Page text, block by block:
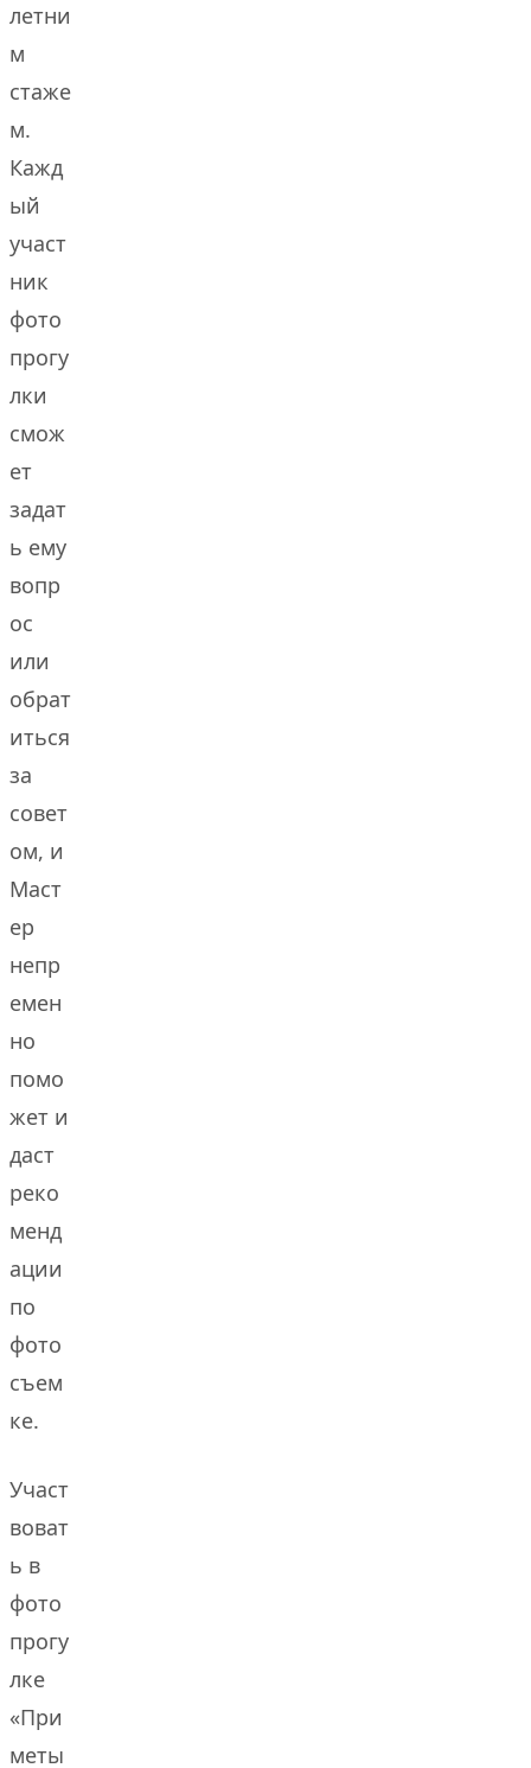
летни
м
стаже
м.
Кажд
ый
участ
ник
фото
прогу
лки
смож
ет
задат
ь ему
вопр
ос
или
обрат
иться
за
совет
ом, и
Маст
ер
непр
емен
но
помо
жет и
даст
реко
менд
ации
по
фото
съем
ке.
Участ
воват
ь в
фото
прогу
лке
«При
меты